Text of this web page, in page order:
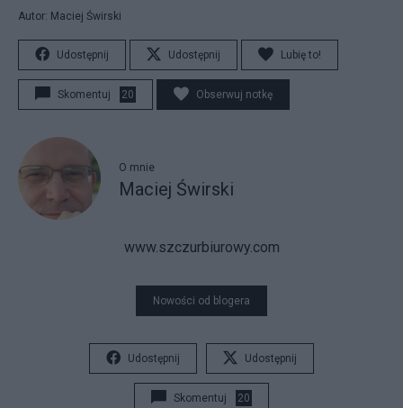
Autor: Maciej Świrski
Udostępnij Udostępnij Lubię to!
Skomentuj 20 Obserwuj notkę
O mnie
Maciej Świrski
www.szczurbiurowy.com
Nowości od blogera
Udostępnij Udostępnij
Skomentuj 20